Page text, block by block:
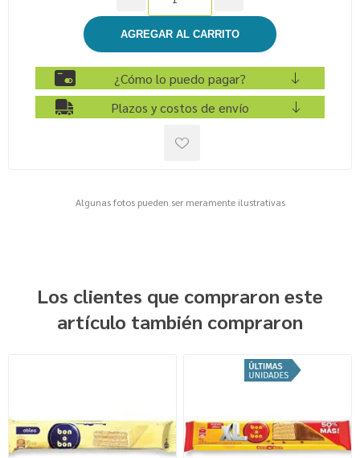
¿Cómo lo puedo pagar?
Plazos y costos de envío
Algunas fotos pueden ser meramente ilustrativas
Los clientes que compraron este
artículo también compraron